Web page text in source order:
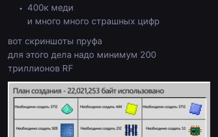
400к меди
и много много страшных цифр
вот скриншоты пруфа
для этого дела надо минимум 200
триллионов RF